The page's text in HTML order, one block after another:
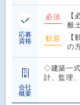
応募
資格
必須
【
般
歓迎
【
の
会社
概要
◇建築一式
計、監理